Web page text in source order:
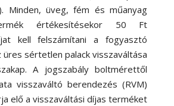
Minden, üveg, fém és műanyag
értékesítésekor 50 Ft
kell felszámítani a fogyasztó
sértetlen palack visszaváltása
A jogszabály boltmérettől
visszaváltó berendezés (RVM)
elő a visszaváltási díjas terméket